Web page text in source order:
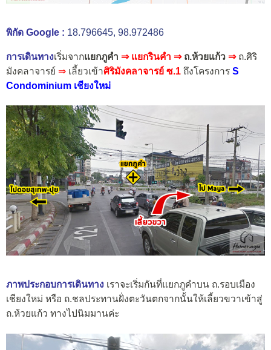
พิกัด Google : 18.796645, 98.972486
การเดินทางเริ่มจากแยกภูคำ ⇒ แยกรินคำ ⇒ ถ.ห้วยแก้ว ⇒ ถ.ศิริ
มังคลาจารย์ ⇒ เลี้ยวเข้าศิริมังคลาจารย์ ซ.1 ถึงโครงการ S
Condominium เชียงใหม่
ภาพประกอบการเดินทาง เราจะเริ่มกันที่แยกภูคำบน ถ.รอบเมือง
เชียงใหม่ หรือ ถ.ชลประทานฝั่งตะวันตกจากนั้นให้เลี้ยวขวาเข้าสู่
ถ.ห้วยแก้ว ทางไปนิมมานค่ะ